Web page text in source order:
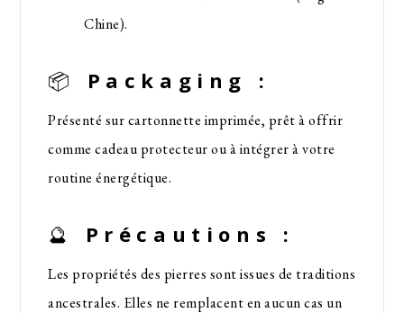
Chine).
📦 Packaging :
Présenté sur cartonnette imprimée, prêt à offrir
comme cadeau protecteur ou à intégrer à votre
routine énergétique.
🔮 Précautions :
Les propriétés des pierres sont issues de traditions
ancestrales. Elles ne remplacent en aucun cas un